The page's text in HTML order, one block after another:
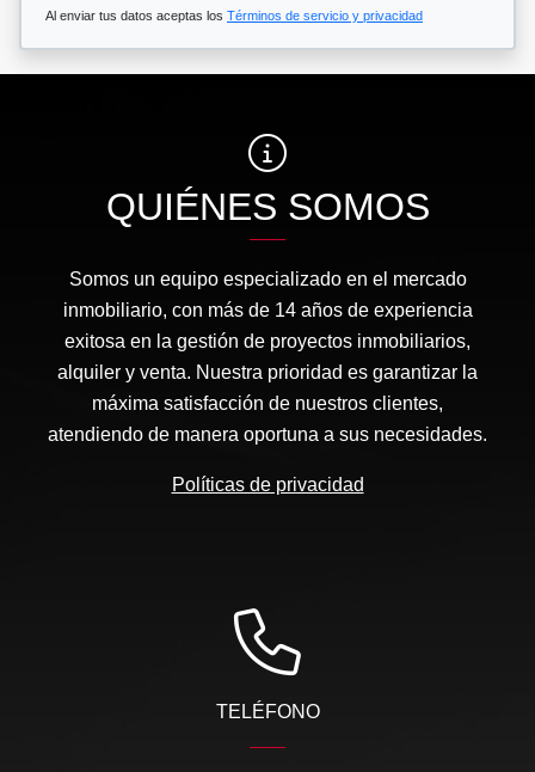
Al enviar tus datos aceptas los Términos de servicio y privacidad
QUIÉNES SOMOS
Somos un equipo especializado en el mercado
inmobiliario, con más de 14 años de experiencia
exitosa en la gestión de proyectos inmobiliarios,
alquiler y venta. Nuestra prioridad es garantizar la
máxima satisfacción de nuestros clientes,
atendiendo de manera oportuna a sus necesidades.
Políticas de privacidad
TELÉFONO